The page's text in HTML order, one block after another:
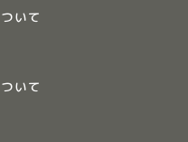
いて
いて
れ！について
集まれ！スタッフ